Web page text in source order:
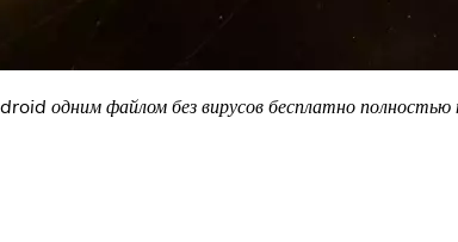
одним файлом без вирусов бесплатно полностью